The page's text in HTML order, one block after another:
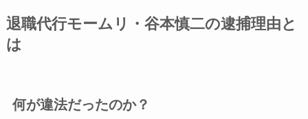
退職代行モームリ・谷本慎二の逮捕理由と
は
何が違法だったのか？